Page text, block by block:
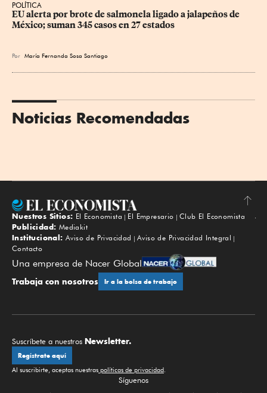
POLÍTICA
EU alerta por brote de salmonela ligado a jalapeños de
México; suman 345 casos en 27 estados
Por María Fernanda Sosa Santiago
Noticias Recomendadas
Subir
Nuestros Sitios: El Economista El Empresario
Club El Economista
Publicidad: Mediakit
Institucional: Aviso de Privacidad
Aviso de Privacidad Integral
Contacto
Una empresa de Nacer Global
Trabaja con nosotros Ir a la bolsa de trabajo
Suscríbete a nuestros Newsletter.
Regístrate aquí
Al suscribirte, aceptas nuestras políticas de privacidad.
Síguenos